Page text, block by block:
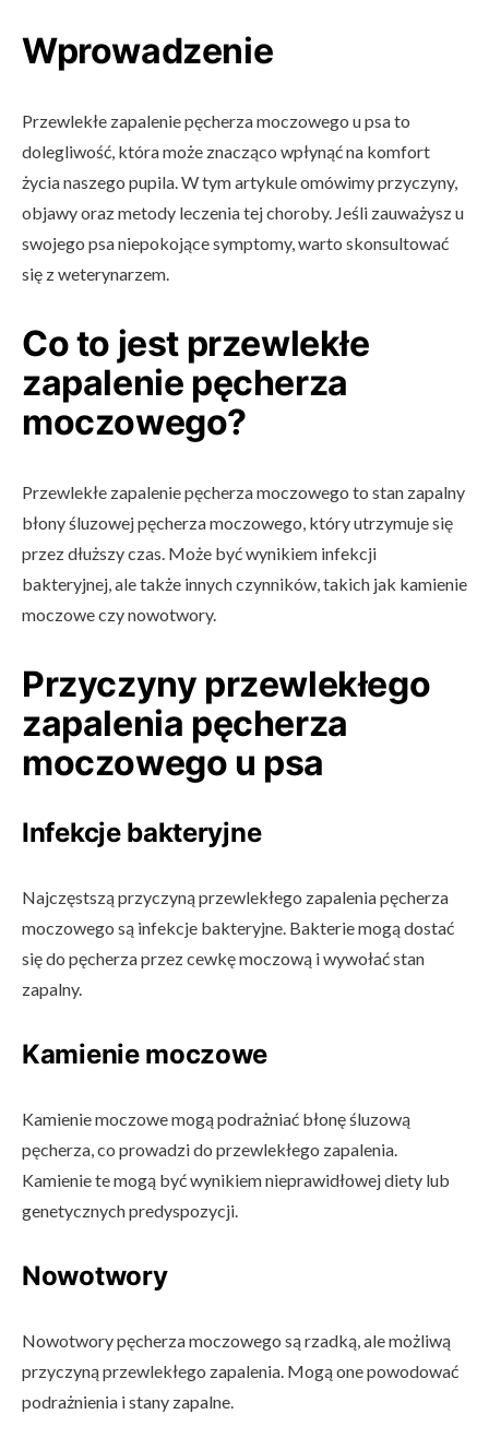
Wprowadzenie
Przewlekłe zapalenie pęcherza moczowego u psa to
dolegliwość, która może znacząco wpłynąć na komfort
życia naszego pupila. W tym artykule omówimy przyczyny,
objawy oraz metody leczenia tej choroby. Jeśli zauważysz u
swojego psa niepokojące symptomy, warto skonsultować
się z weterynarzem.
Co to jest przewlekłe
zapalenie pęcherza
moczowego?
Przewlekłe zapalenie pęcherza moczowego to stan zapalny
błony śluzowej pęcherza moczowego, który utrzymuje się
przez dłuższy czas. Może być wynikiem infekcji
bakteryjnej, ale także innych czynników, takich jak kamienie
moczowe czy nowotwory.
Przyczyny przewlekłego
zapalenia pęcherza
moczowego u psa
Infekcje bakteryjne
Najczęstszą przyczyną przewlekłego zapalenia pęcherza
moczowego są infekcje bakteryjne. Bakterie mogą dostać
się do pęcherza przez cewkę moczową i wywołać stan
zapalny.
Kamienie moczowe
Kamienie moczowe mogą podrażniać błonę śluzową
pęcherza, co prowadzi do przewlekłego zapalenia.
Kamienie te mogą być wynikiem nieprawidłowej diety lub
genetycznych predyspozycji.
Nowotwory
Nowotwory pęcherza moczowego są rzadką, ale możliwą
przyczyną przewlekłego zapalenia. Mogą one powodować
podrażnienia i stany zapalne.